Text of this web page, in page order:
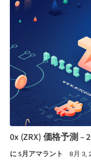
0x (ZRX) 価格予測 –
に5月アマラント 8月 3,